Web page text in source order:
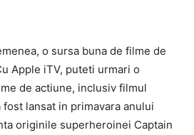
o sursa buna de filme de
Apple iTV, puteti urmari o
de actiune, inclusiv filmul
fost lansat in primavara anului
originile superheroinei Captain